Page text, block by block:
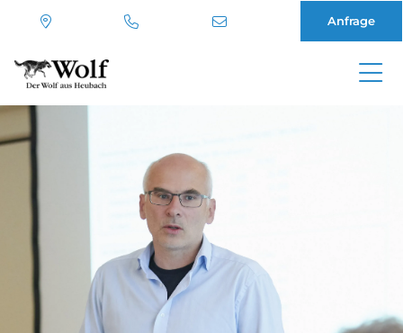
Direkt
Inhalt
Anfrage